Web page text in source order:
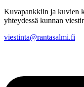
Kuvapankkiin ja kuvien
yhteydessä kunnan
viestinta@rantasalmi.fi